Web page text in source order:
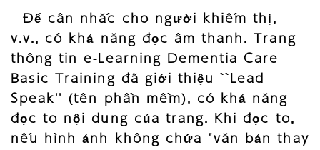
Để cân nhắc cho người khiếm thị,
v.v., có khả năng đọc âm thanh. Trang
thông tin e-Learning Dementia Care
Basic Training đã giới thiệu ``Lead
Speak'' (tên phần mềm), có khả năng
đọc to nội dung của trang. Khi đọc to,
nếu hình ảnh không chứa "văn bản thay